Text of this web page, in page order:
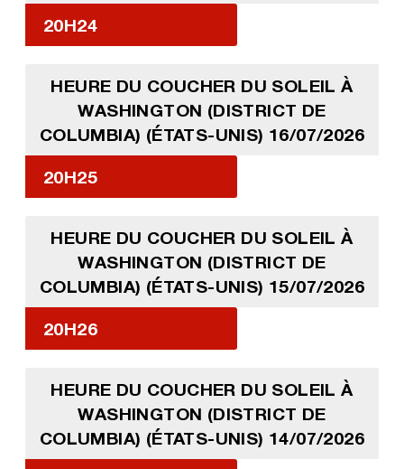
20H24
HEURE DU COUCHER DU SOLEIL À
WASHINGTON (DISTRICT DE
COLUMBIA) (ÉTATS-UNIS) 16/07/2026
20H25
HEURE DU COUCHER DU SOLEIL À
WASHINGTON (DISTRICT DE
COLUMBIA) (ÉTATS-UNIS) 15/07/2026
20H26
HEURE DU COUCHER DU SOLEIL À
WASHINGTON (DISTRICT DE
COLUMBIA) (ÉTATS-UNIS) 14/07/2026